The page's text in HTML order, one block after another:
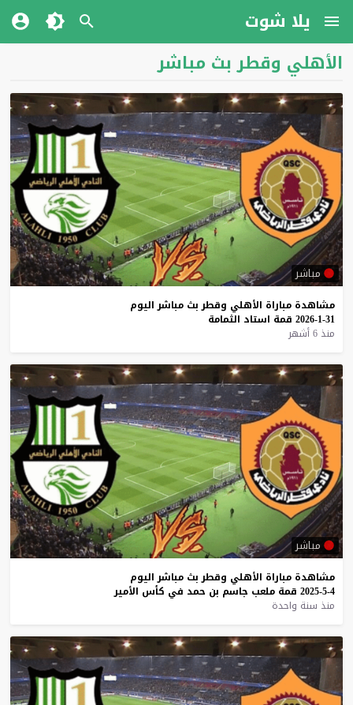
يلا شوت
الأهلي وقطر بث مباشر
مباشر
مشاهدة مباراة الأهلي وقطر بث مباشر اليوم
31-1-2026
قمة استاد الثمامة
منذ 6 أشهر
مباشر
مشاهدة مباراة الأهلي وقطر بث مباشر اليوم
4-5-2025
قمة ملعب جاسم بن حمد في كأس الأمير
منذ سنة واحدة